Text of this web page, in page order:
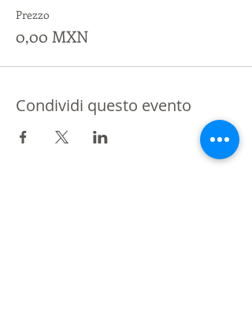
Prezzo
0,00 MXN
Condividi questo evento